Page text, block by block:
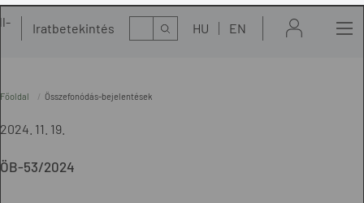
Iratbetekintés Kereső HU EN
Főoldal Összefonódás-bejelentések
2024. 11. 19.
ÖB-53/2024